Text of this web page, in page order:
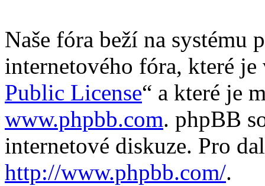
Naše fóra beží na systému
internetového fóra, které
Public License“ a které je
www.phpbb.com. phpBB
internetové diskuze. Pro
http://www.phpbb.com/.